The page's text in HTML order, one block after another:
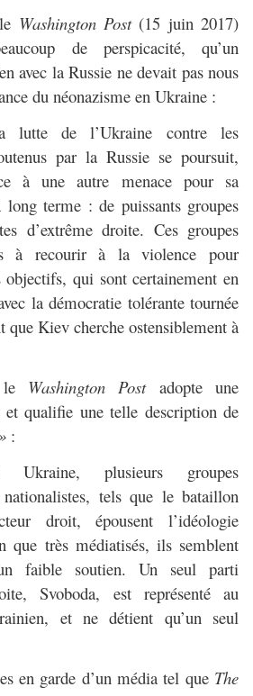
Washington Post(15 juin 2017)
de perspicacité, qu’un
avec la Russie ne devait pas nous
du néonazisme en Ukraine :
lutte de l’Ukraine contre les
par la Russie se poursuit,
à une autre menace pour sa
long terme : de puissants groupes
d’extrême droite. Ces groupes
à recourir à la violence pour
objectifs, qui sont certainement en
la démocratie tolérante tournée
que Kiev cherche ostensiblement à
Washington Postadopte une
et qualifie une telle description de
:
Ukraine, plusieurs groupes
tels que le bataillon
droit, épousent l’idéologie
que très médiatisés, ils semblent
faible soutien. Un seul parti
Svoboda, est représenté au
et ne détient qu’un seul
en garde d’un média tel que The